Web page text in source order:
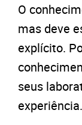
O
mas deve
explícito.
seus
experiência.